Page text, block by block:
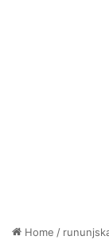
Home /